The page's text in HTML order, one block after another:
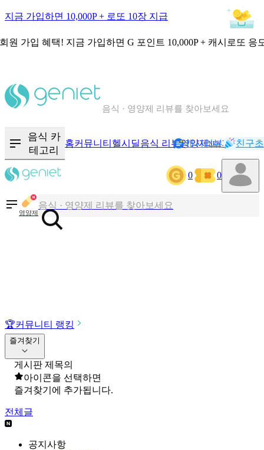
지금 가입하면 10,000P + 로또 10장 지급
원 가입 혜택! 지금 가입하면 G 포인트 10,000P + 캐시로또 응
음식 · 영양제 리뷰를 찾아보세요
음식 카
테고리
홈커뮤니티 헬시딜음식 리뷰영양제NEW기록
캐시리뷰 친구
0 0
영양제
혈당 · 다이어트 음식 검색해보세요
🏆커뮤니티 랭킹
즐겨찾기
게시판 제목의
아이콘을 선택하면
즐겨찾기에 추가됩니다.
전체글
공지사항